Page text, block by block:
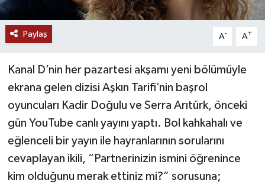
Paylaş A- A+
Kanal D’nin her pazartesi akşamı yeni bölümüyle
ekrana gelen dizisi Aşkın Tarifi’nin başrol
oyuncuları Kadir Doğulu ve Serra Arıtürk, önceki
gün YouTube canlı yayını yaptı. Bol kahkahalı ve
eğlenceli bir yayın ile hayranlarının sorularını
cevaplayan ikili, “Partnerinizin ismini öğrenince
kim olduğunu merak ettiniz mi?” sorusuna;